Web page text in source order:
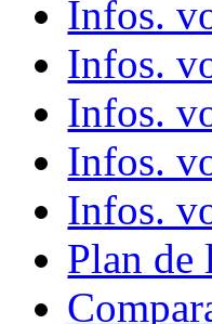
Infos.
Infos.
Infos.
Infos.
Infos.
Plan de